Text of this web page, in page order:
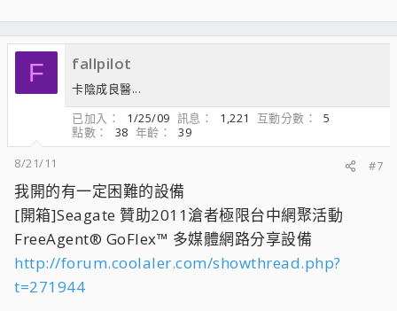
F fallpilot
卡陰成良醫...
已加入
1/25/09 訊息 1,221 互動分數
5
點數
38 年齡
39
8/21/11
#7
我開的有一定困難的設備
[開箱]Seagate 贊助2011滄者極限台中網聚活動
FreeAgent® GoFlex™ 多媒體網路分享設備
http://forum.coolaler.com/showthread.php?
t=271944